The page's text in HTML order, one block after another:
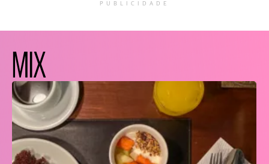
PUBLICIDADE
MIX